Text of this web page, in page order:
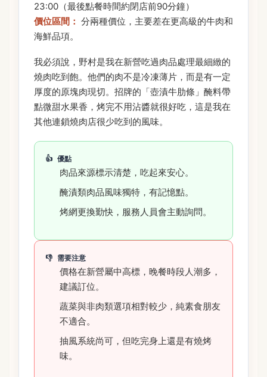
23:00（最後點餐時間約閉店前90分鐘）
價位區間： 分兩種價位，主要差在更高級的牛肉和
海鮮品項。
我必須說，野村是我在新營吃過肉品處理最細緻的
燒肉吃到飽。他們的肉不是冷凍薄片，而是有一定
厚度的原塊肉現切。招牌的「壺漬牛肋條」醃料帶
點微甜水果香，烤完不用沾醬就很好吃，這是我在
其他連鎖燒肉店很少吃到的風味。
優點
肉品來源標示清楚，吃起來安心。
醃漬類肉品風味獨特，有記憶點。
烤網更換勤快，服務人員會主動詢問。
需要注意
價格在新營屬中高標，晚餐時段人潮多，
建議訂位。
蔬菜與非肉類選項相對較少，純素食朋友
不適合。
抽風系統尚可，但吃完身上還是有燒烤
味。